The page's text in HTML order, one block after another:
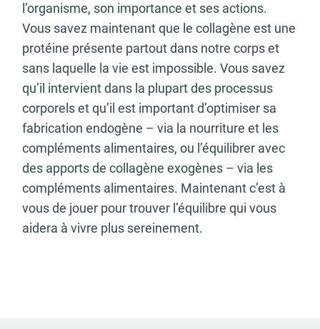
l’organisme, son importance et ses actions.
Vous savez maintenant que le collagène est une
protéine présente partout dans notre corps et
sans laquelle la vie est impossible. Vous savez
qu’il intervient dans la plupart des processus
corporels et qu’il est important d’optimiser sa
fabrication endogène – via la nourriture et les
compléments alimentaires, ou l’équilibrer avec
des apports de collagène exogènes – via les
compléments alimentaires. Maintenant c’est à
vous de jouer pour trouver l’équilibre qui vous
aidera à vivre plus sereinement.